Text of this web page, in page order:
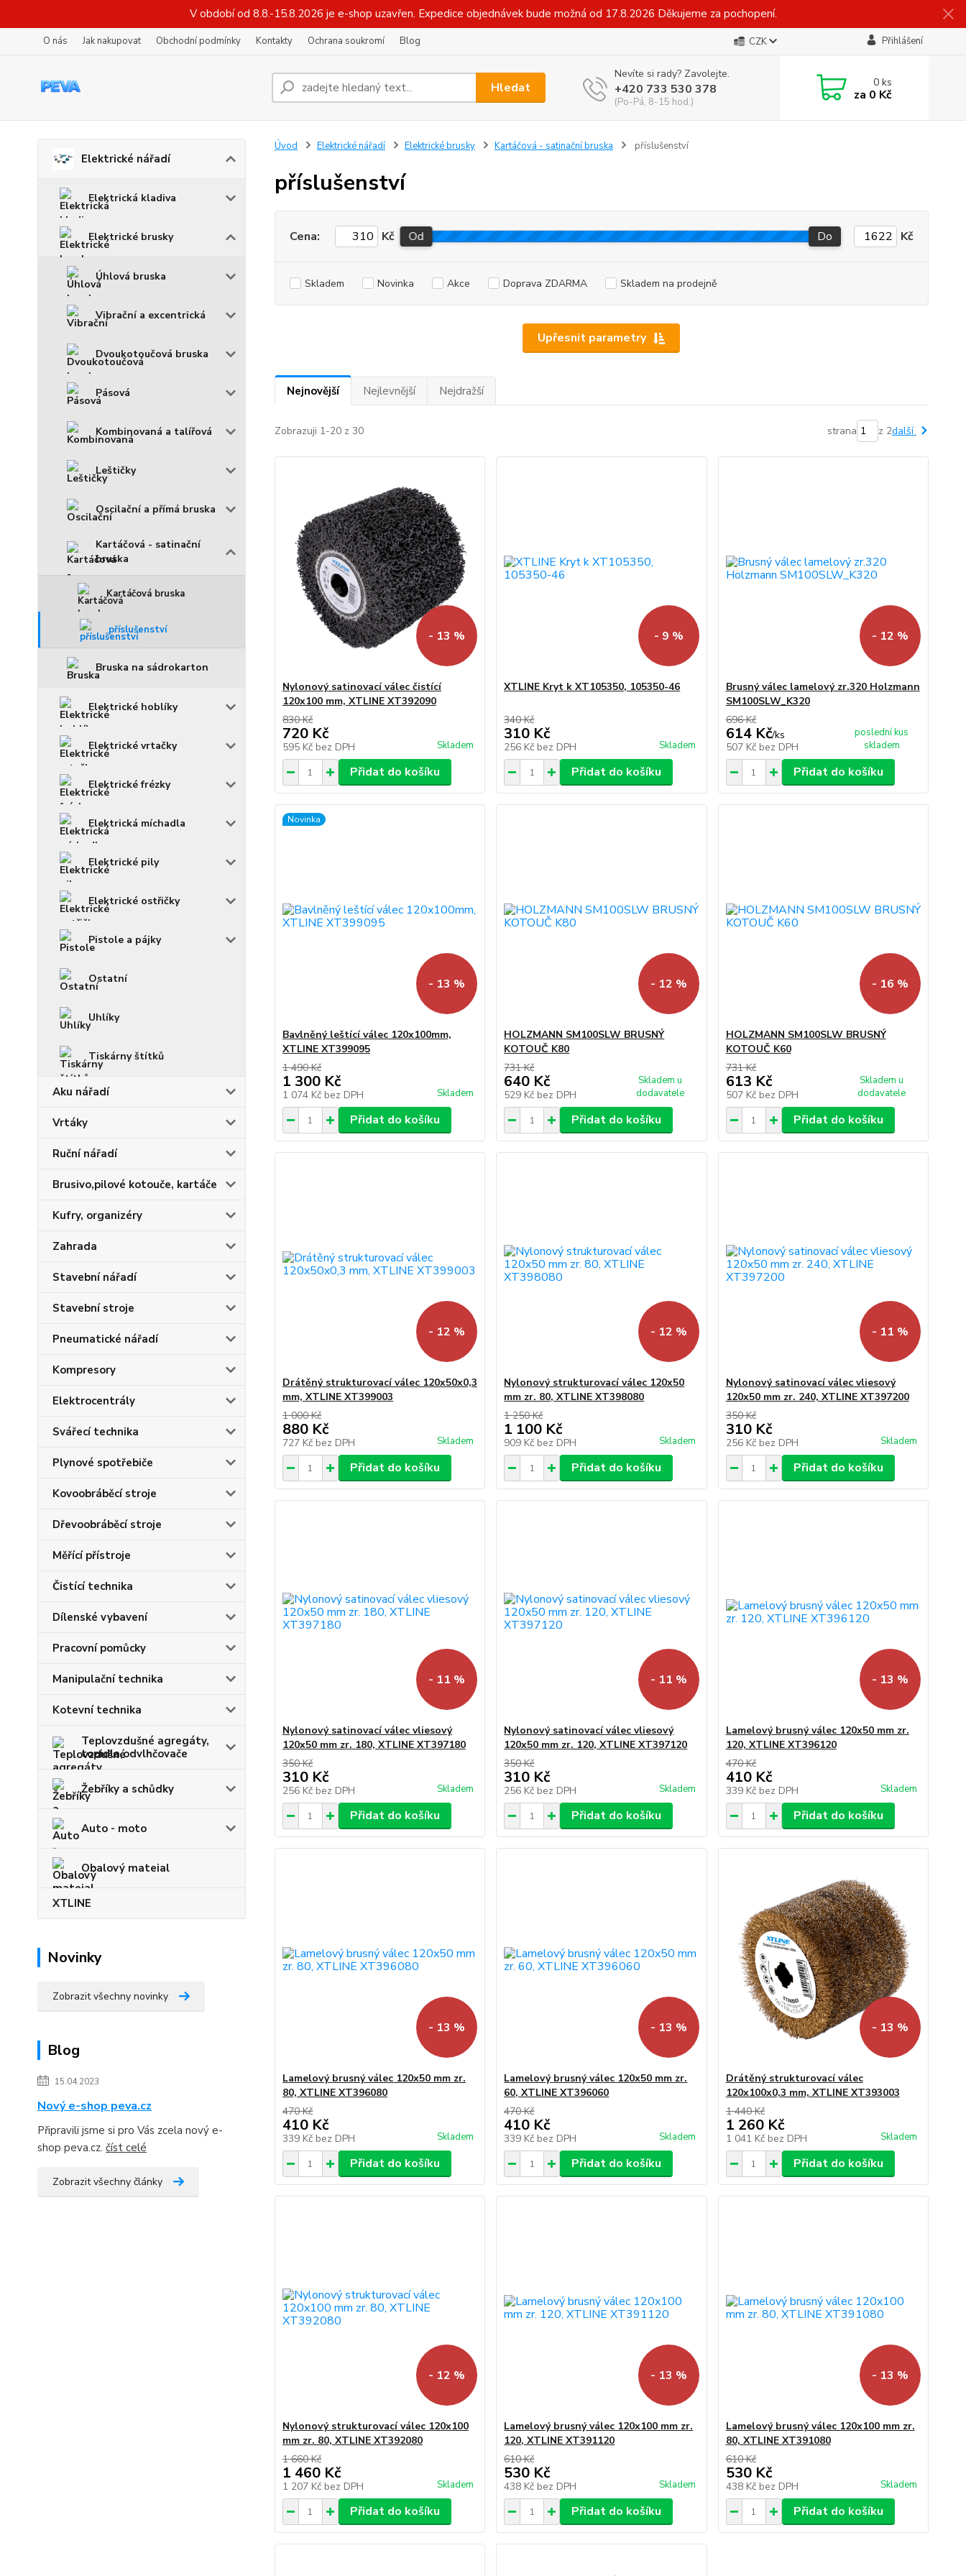
V období od 8.8.-15.8.2026 je e-shop uzavřen. Expedice objednávek bude možná od 17.8.2026 Děkujeme za pochopení.
O nás Jak nakupovat Obchodní podmínky Kontakty Ochrana soukromí Blog CZK Přihlášení
Hledat
Nevíte si rady? Zavolejte.
+420 733 530 378
(Po-Pá, 8-15 hod.)
0ks
za 0 Kč
Elektrické nářadí
Elektrická kladiva
Elektrické brusky
Úhlová bruska
Vibrační a excentrická
Dvoukotoučová bruska
Pásová
Kombinovaná a talířová
Leštičky
Oscilační a přímá bruska
Kartáčová - satinační
bruska
Kartáčová bruska
příslušenství
Bruska na sádrokarton
Elektrické hoblíky
Elektrické vrtačky
Elektrické frézky
Elektrická míchadla
Elektrické pily
Elektrické ostřičky
Pistole a pájky
Ostatní
Uhlíky
Tiskárny štítků
Aku nářadí
Vrtáky
Ruční nářadí
Brusivo,pilové kotouče, kartáče
Kufry, organizéry
Zahrada
Stavební nářadí
Stavební stroje
Pneumatické nářadí
Kompresory
Elektrocentrály
Svářecí technika
Plynové spotřebiče
Kovoobráběcí stroje
Dřevoobráběcí stroje
Měřící přístroje
Čistící technika
Dílenské vybavení
Pracovní pomůcky
Manipulační technika
Kotevní technika
Teplovzdušné agregáty,
topidla,odvlhčovače
Žebříky a schůdky
Auto - moto
Obalový mateial
XTLINE
Novinky
Zobrazit všechny novinky
Blog
15.04.2023
Nový e-shop peva.cz
Připravili jsme si pro Vás zcela nový e-
shop peva.cz. číst celé
Zobrazit všechny články
Úvod Elektrické nářadí Elektrické brusky Kartáčová - satinační bruska příslušenství
příslušenství
Upřesnit parametry
Cena: Kč Od Do Kč
Skladem Novinka Akce Doprava ZDARMA Skladem na prodejně
Nejnovější Nejlevnější Nejdražší
Zobrazuji 1-20 z 30 strana z 2další
- 13 %
Nylonový satinovací válec čistící
120x100 mm, XTLINE XT392090
830 Kč
720 Kč
595 Kč bez DPH Skladem
Přidat do košíku
- 9 %
XTLINE Kryt k XT105350, 105350-46
340 Kč
310 Kč
256 Kč bez DPH Skladem
Přidat do košíku
- 12 %
Brusný válec lamelový zr.320 Holzmann
SM100SLW_K320
696 Kč
614 Kč/ks
507 Kč bez DPH
poslední kus
skladem
Přidat do košíku
Novinka
- 13 %
Bavlněný leštící válec 120x100mm,
XTLINE XT399095
1 490 Kč
1 300 Kč
1 074 Kč bez DPH Skladem
Přidat do košíku
- 12 %
HOLZMANN SM100SLW BRUSNÝ
KOTOUČ K80
731 Kč
640 Kč
529 Kč bez DPH
Skladem u
dodavatele
Přidat do košíku
- 16 %
HOLZMANN SM100SLW BRUSNÝ
KOTOUČ K60
731 Kč
613 Kč
507 Kč bez DPH
Skladem u
dodavatele
Přidat do košíku
- 12 %
Drátěný strukturovací válec 120x50x0,3
mm, XTLINE XT399003
1 000 Kč
880 Kč
727 Kč bez DPH Skladem
Přidat do košíku
- 12 %
Nylonový strukturovací válec 120x50
mm zr. 80, XTLINE XT398080
1 250 Kč
1 100 Kč
909 Kč bez DPH Skladem
Přidat do košíku
- 11 %
Nylonový satinovací válec vliesový
120x50 mm zr. 240, XTLINE XT397200
350 Kč
310 Kč
256 Kč bez DPH Skladem
Přidat do košíku
- 11 %
Nylonový satinovací válec vliesový
120x50 mm zr. 180, XTLINE XT397180
350 Kč
310 Kč
256 Kč bez DPH Skladem
Přidat do košíku
- 11 %
Nylonový satinovací válec vliesový
120x50 mm zr. 120, XTLINE XT397120
350 Kč
310 Kč
256 Kč bez DPH Skladem
Přidat do košíku
- 13 %
Lamelový brusný válec 120x50 mm zr.
120, XTLINE XT396120
470 Kč
410 Kč
339 Kč bez DPH Skladem
Přidat do košíku
- 13 %
Lamelový brusný válec 120x50 mm zr.
80, XTLINE XT396080
470 Kč
410 Kč
339 Kč bez DPH Skladem
Přidat do košíku
- 13 %
Lamelový brusný válec 120x50 mm zr.
60, XTLINE XT396060
470 Kč
410 Kč
339 Kč bez DPH Skladem
Přidat do košíku
- 13 %
Drátěný strukturovací válec
120x100x0,3 mm, XTLINE XT393003
1 440 Kč
1 260 Kč
1 041 Kč bez DPH Skladem
Přidat do košíku
- 12 %
Nylonový strukturovací válec 120x100
mm zr. 80, XTLINE XT392080
1 660 Kč
1 460 Kč
1 207 Kč bez DPH Skladem
Přidat do košíku
- 13 %
Lamelový brusný válec 120x100 mm zr.
120, XTLINE XT391120
610 Kč
530 Kč
438 Kč bez DPH Skladem
Přidat do košíku
- 13 %
Lamelový brusný válec 120x100 mm zr.
80, XTLINE XT391080
610 Kč
530 Kč
438 Kč bez DPH Skladem
Přidat do košíku